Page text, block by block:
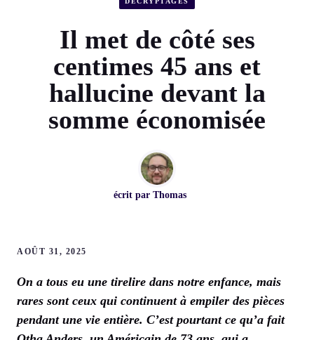
Il met de côté ses
centimes 45 ans et
hallucine devant la
somme économisée
écrit par Thomas
AOÛT 31, 2025
On a tous eu une tirelire dans notre enfance, mais
rares sont ceux qui continuent à empiler des pièces
pendant une vie entière. C’est pourtant ce qu’a fait